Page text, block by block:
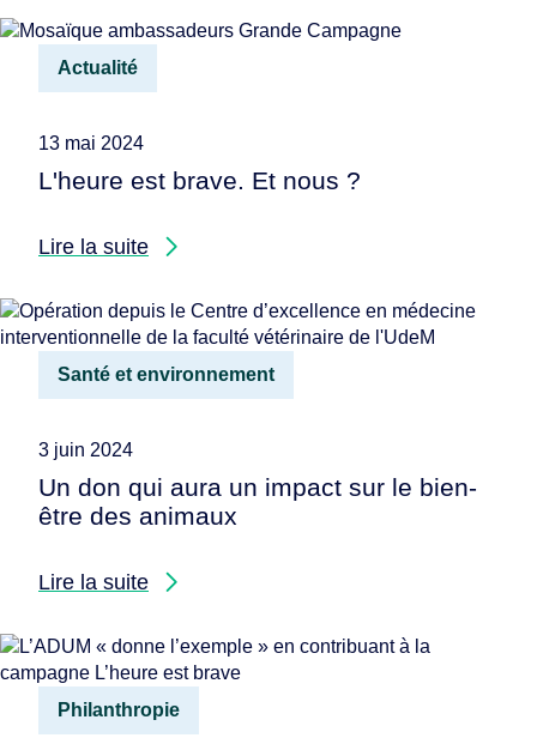
Actualité
13 mai 2024
L'heure est brave. Et nous ?
Lire la suite
Santé et environnement
3 juin 2024
Un don qui aura un impact sur le bien-
être des animaux
Lire la suite
Philanthropie